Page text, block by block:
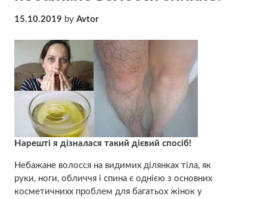
15.10.2019 by Avtor
Нарешті я дізналася такий дієвий спосіб!
Небажане волосся на видимих ​​ділянках тіла, як
руки, ноги, обличчя і спина є однією з основних
косметичнихх проблем для багатьох жінок у